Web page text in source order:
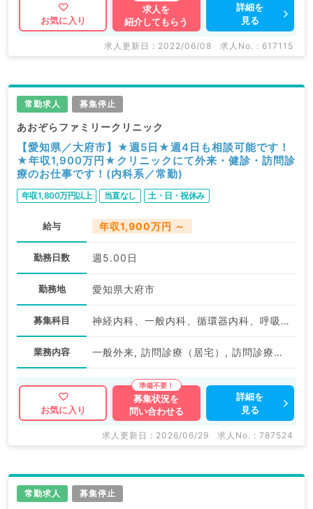
お気に入り
求人を
紹介してもらう
詳細を
見る
求人更新日 : 2022/06/08 求人No. : 617115
常勤求人 募集停止
あおぞらファミリークリニック
【愛知県／大府市】★週5日★週4日も相談可能です！
★年収1,900万円★クリニックにて外来・健診・訪問診
療のお仕事です！(内科系／常勤)
年収1,800万円以上 当直なし 土・日・祝休み
給与 年収1,900万円 ～
勤務日数 週5.00日
勤務地 愛知県大府市
募集科目 神経内科、一般内科、循環器内科、呼吸器内科、消化器内科、内分泌・代謝内科、腎臓内科、老年内科、血液内科、膠原病科
業務内容 一般外来, 訪問診療（居宅）, 訪問診療（施設）, 一般健診・人間ドック, 一般外来, 一般健診・人間ドック
お気に入り
募集状況を
問い合わせる
詳細を
見る
求人更新日 : 2026/06/29 求人No. : 787524
常勤求人 募集停止